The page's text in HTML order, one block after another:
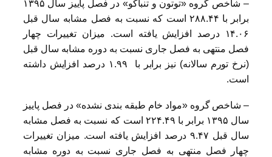
– شاخص گروه «توتون و تنباکو» در فصل پاییز سال ۱۳۹۵
برابر با ۲۸۸.۴۴ است که نسبت به فصل مشابه سال قبل
۱۴.۰۶ درصد افزایش یافته است. میزان تغییرات چهار
فصل منتهی به فصل جاری نسبت به دوره مشابه سال قبل
(نرخ تورم سالانه) نیز برابر با ۱.۹۹ درصد افزایش داشته
است.
– شاخص گروه «مواد خام طبقه بندی نشده» در فصل پاییز
سال ۱۳۹۵ برابر با ۲۲۴.۴۹ است که نسبت به فصل مشابه
سال قبل ۹.۴۷ درصد افزایش یافته است. میزان تغییرات
چهار فصل منتهی به فصل جاری نسبت به دوره مشابه